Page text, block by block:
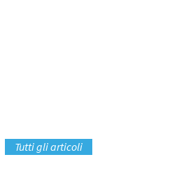
Tutti gli articoli